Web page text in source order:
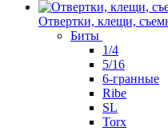
Отвертки, клещи,
Биты
1/4
5/16
6-гранные
Ribe
SL
Torx